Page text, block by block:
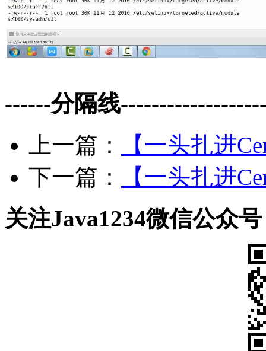
------分隔线
上一篇：
【一头扎进
下一篇：
【一头扎进
关注Java1234微信公众号